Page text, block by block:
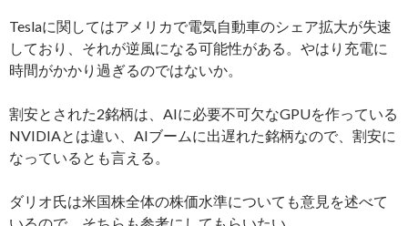
Teslaに関してはアメリカで電気自動車のシェア拡大が失速
しており、それが逆風になる可能性がある。やはり充電に
時間がかかり過ぎるのではないか。
割安とされた2銘柄は、AIに必要不可欠なGPUを作っている
NVIDIAとは違い、AIブームに出遅れた銘柄なので、割安に
なっているとも言える。
ダリオ氏は米国株全体の株価水準についても意見を述べて